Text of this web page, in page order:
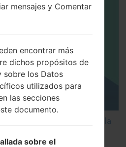
de Desarrollador y la
mensajes y Comentar
encontrar más
dichos propósitos de
sobre los Datos
utilizados para
las secciones
documento.
sobre el